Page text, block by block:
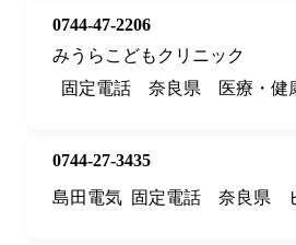
0744-47-2206
みうらこどもクリニック
固定電話
奈良県 医療・健
0744-27-3435
島田電気 固定電話 奈良県